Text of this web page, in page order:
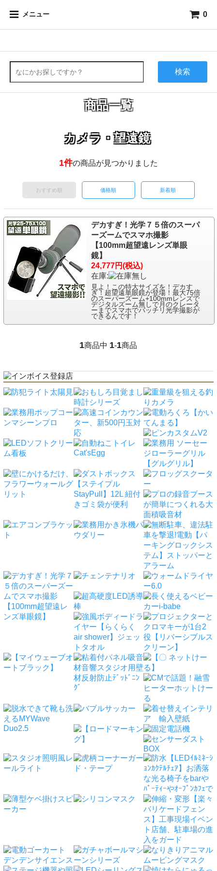
メニュー 0
検索
商品一覧
カメラ・望遠鏡
1件の商品が見つかりました
おすすめ順 価格順 新着順
デカすぎ！光学７５倍のスーパ
ーズームでスマホ撮影
【100mm超望遠レンズ単眼
鏡】
24,777円(税込)
在庫:
見よ！この特大サイズを！デカす
ぎ！超望遠単眼鏡が登場！最大75倍
のスーパーズーム+100mmレンズで
デジタルズーム無しで月のクレータ
ーまでスマホでバッチリ光学撮影が
できるんです！
1商品中 1-1商品